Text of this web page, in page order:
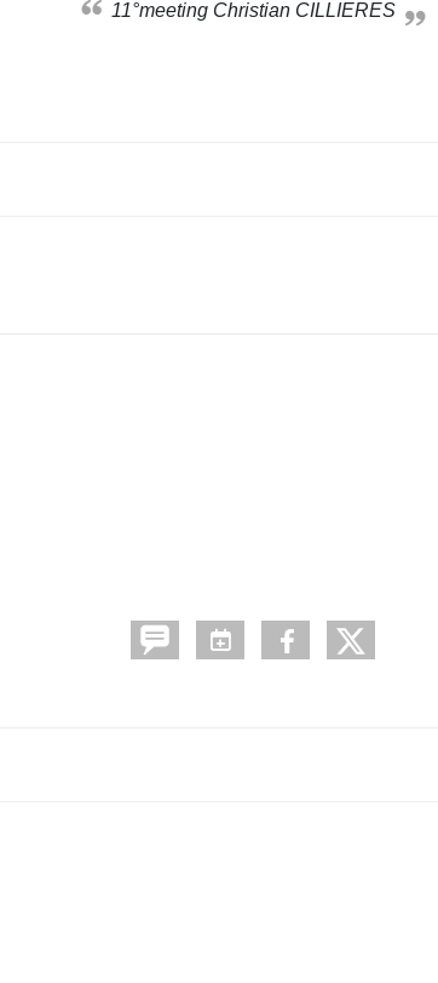
11°meeting Christian CILLIERES